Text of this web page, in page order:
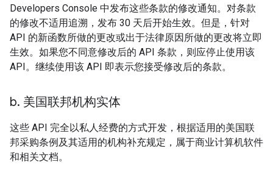
Developers Console 中发布这些条款的修改通知。对条款
的修改不适用追溯，发布 30 天后开始生效。但是，针对
API 的新函数所做的更改或出于法律原因所做的更改将立即
生效。如果您不同意修改后的 API 条款，则应停止使用该
API。继续使用该 API 即表示您接受修改后的条款。
b. 美国联邦机构实体
这些 API 完全以私人经费的方式开发，根据适用的美国联
邦采购条例及其适用的机构补充规定，属于商业计算机软件
和相关文档。